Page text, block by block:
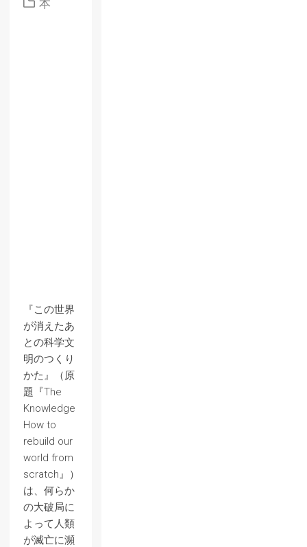
本
『この世界
が消えたあ
との科学文
明のつくり
かた』（原
題『The
Knowledge
How to
rebuild our
world from
scratch』）
は、何らか
の大破局に
よって人類
が滅亡に瀕